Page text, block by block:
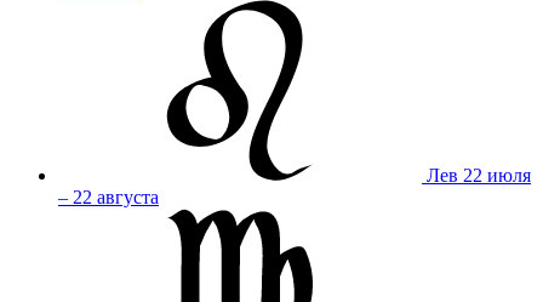
Лев 22 июля
– 22 августа